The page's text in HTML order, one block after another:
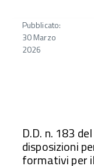
Pubblicato:
30 Marzo
2026
D.D. n. 183
disposizioni
formativi per